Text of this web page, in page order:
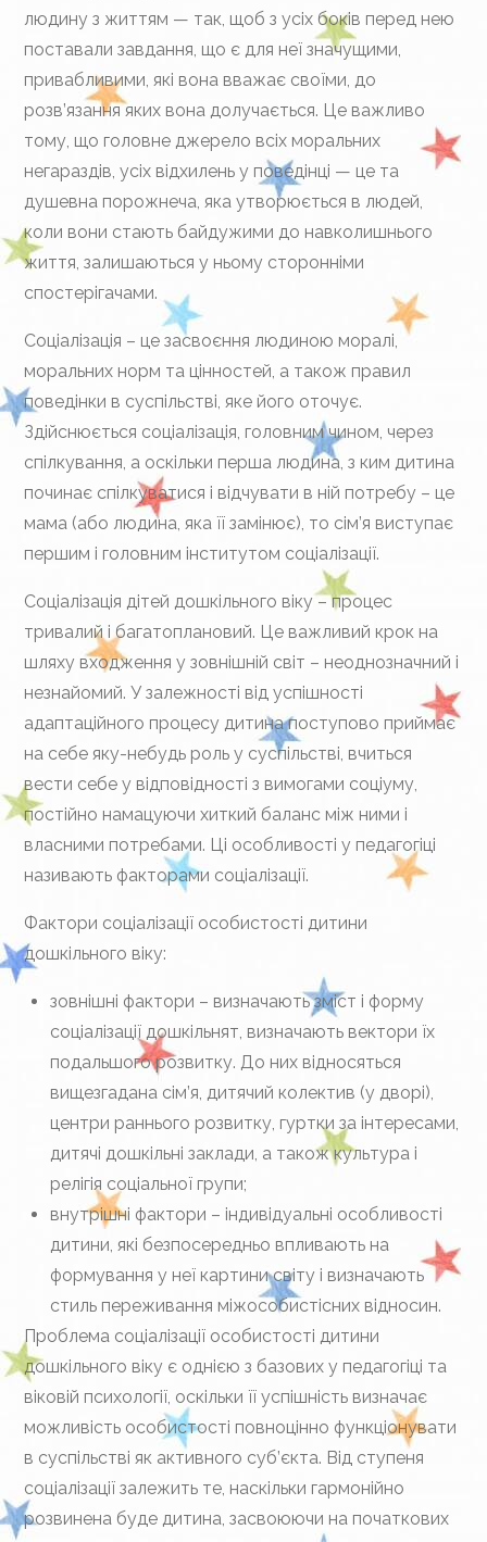
людину з життям — так, щоб з усіх боків перед нею
поставали завдання, що є для неї значущими,
привабливими, які вона вважає своїми, до
розв’язання яких вона долучається. Це важливо
тому, що головне джерело всіх моральних
негараздів, усіх відхилень у поведінці — це та
душевна порожнеча, яка утворюється в людей,
коли вони стають байдужими до навколишнього
життя, залишаються у ньому сторонніми
спостерігачами.
Соціалізація – це засвоєння людиною моралі,
моральних норм та цінностей, а також правил
поведінки в суспільстві, яке його оточує.
Здійснюється соціалізація, головним чином, через
спілкування, а оскільки перша людина, з ким дитина
починає спілкуватися і відчувати в ній потребу – це
мама (або людина, яка її замінює), то сім’я виступає
першим і головним інститутом соціалізації.
Соціалізація дітей дошкільного віку – процес
тривалий і багатоплановий. Це важливий крок на
шляху входження у зовнішній світ – неоднозначний і
незнайомий. У залежності від успішності
адаптаційного процесу дитина поступово приймає
на себе яку-небудь роль у суспільстві, вчиться
вести себе у відповідності з вимогами соціуму,
постійно намацуючи хиткий баланс між ними і
власними потребами. Ці особливості у педагогіці
називають факторами соціалізації.
Фактори соціалізації особистості дитини
дошкільного віку:
зовнішні фактори – визначають зміст і форму
соціалізації дошкільнят, визначають вектори їх
подальшого розвитку. До них відносяться
вищезгадана сім’я, дитячий колектив (у дворі),
центри раннього розвитку, гуртки за інтересами,
дитячі дошкільні заклади, а також культура і
релігія соціальної групи;
внутрішні фактори – індивідуальні особливості
дитини, які безпосередньо впливають на
формування у неї картини світу і визначають
стиль переживання міжособистісних відносин.
Проблема соціалізації особистості дитини
дошкільного віку є однією з базових у педагогіці та
віковій психології, оскільки її успішність визначає
можливість особистості повноцінно функціонувати
в суспільстві як активного суб’єкта. Від ступеня
соціалізації залежить те, наскільки гармонійно
розвинена буде дитина, засвоюючи на початкових